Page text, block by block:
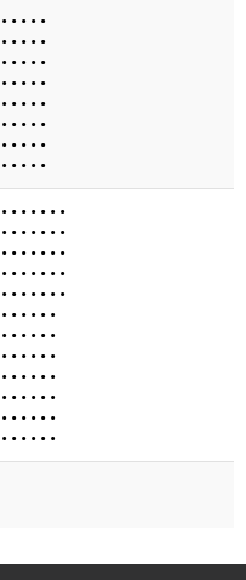
• • • • •
• • • • •
• • • • •
• • • • •
• • • • •
• • • • •
• • • • •
• • • • •
• • • • • • •
• • • • • • •
• • • • • • •
• • • • • • •
• • • • • • •
• • • • • •
• • • • • •
• • • • • •
• • • • • •
• • • • • •
• • • • • •
• • • • • •